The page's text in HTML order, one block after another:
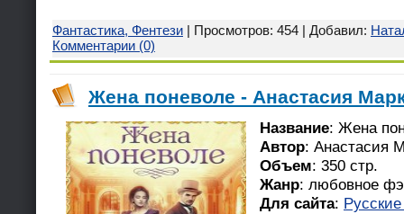
Фантастика, Фентези | Просмотров: 454 | Добавил:
Комментарии (0)
Жена поневоле - Анастасия
Название: Жена
Автор: Анастасия
Объем: 350 стр.
Жанр: любовное
Для сайта: Русские